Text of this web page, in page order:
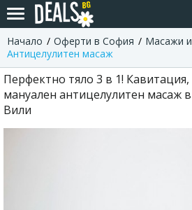
Начало Оферти в София
Масажи и
Антицелулитен масаж
Перфектно тяло 3 в 1! Кавитация,
мануален антицелулитен масаж
Вили